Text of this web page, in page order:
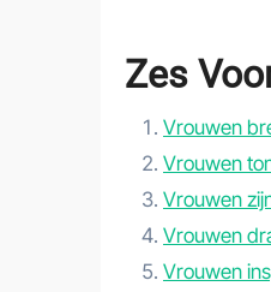
Zes
Vrouwen
Vrouwen
Vrouwen
Vrouwen
Vrouwen